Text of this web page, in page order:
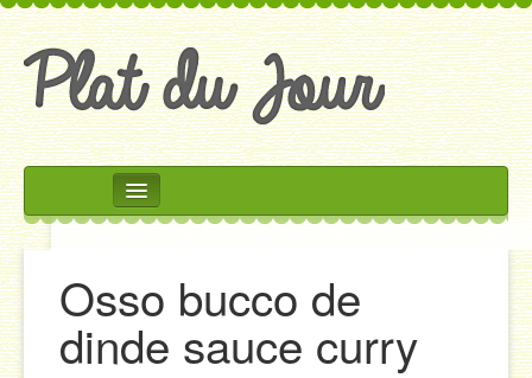
Rechercher
Accueil
Accompagnements
Desserts
Osso bucco de
dinde sauce curry